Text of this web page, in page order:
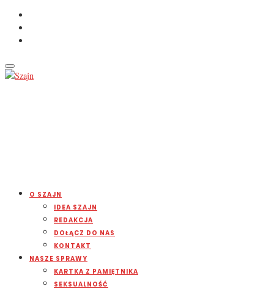
O SZAJN
IDEA SZAJN
REDAKCJA
DOŁĄCZ DO NAS
KONTAKT
NASZE SPRAWY
KARTKA Z PAMIĘTNIKA
SEKSUALNOŚĆ